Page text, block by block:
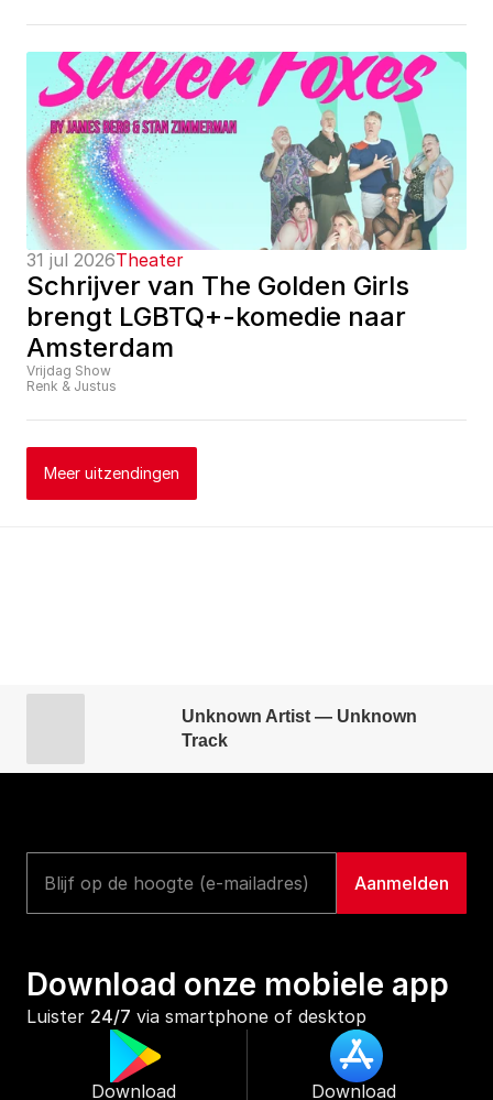
31 jul 2026Theater
Schrijver van The Golden Girls
brengt LGBTQ+-komedie naar
Amsterdam
Vrijdag Show
Renk & Justus
Meer uitzendingen
Unknown Artist — Unknown
Track
Download onze mobiele app
Luister 24/7 via smartphone of desktop
Download Download